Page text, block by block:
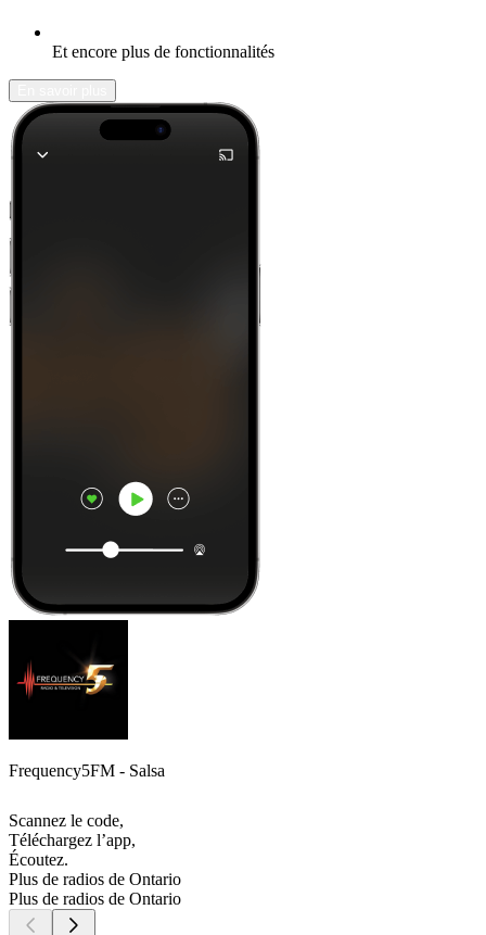
Et encore plus de fonctionnalités
Frequency5FM - Salsa
Scannez le code,
Téléchargez l’app,
Écoutez.
Plus de radios de Ontario
Plus de radios de Ontario